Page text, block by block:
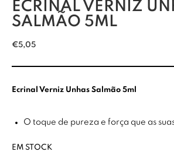
ECRINAL VERNIZ
SALMÃO 5ML
€5,05
Ecrinal Verniz Unhas Salmão 5ml
O toque de pureza e força que as
EM STOCK